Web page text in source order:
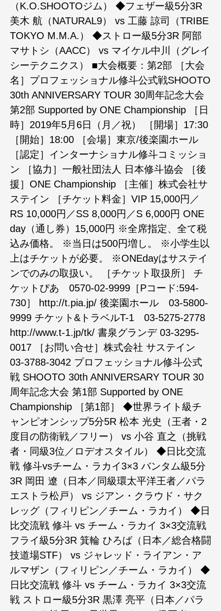
（K.O.SHOOTOジム）‬ ‪◆フェザー級5分3R‬ ‪
美木 航（NATURAL9）‬ ‪vs‬ ‪工藤 諒司（TRIBE
TOKYO M.M.A.）‬ ◆ストロー級5分3R 阿部
マサトシ（AACC） vs マイケル中川（グレイ
シーテクニクス） ■大会概要：第2部 ［大会
名］プロフェッショナル修斗公式戦SHOOTO
30th ANNIVERSARY TOUR 30周年記念大会
第2部 ‪Supported by ONE Championship‬ ‪［日
時］2019年5月6日（月／祝）‬ ［開場］‪17:30‬
［開始］‪18:00‬ ［会場］東京/後楽園ホール
［認定］インターナショナル修斗コミッショ
ン ［協力］一般社団法人 日本修斗協会 ［後
援］ONE Championship ［主催］株式会社サ
ステイン ［チケット料金］VIP 15,000円／
RS 10,000円／SS 8,000円／S 6,000円 ONE
day（通し券）15,000円 ※全席指定、全て税
込み価格。 ※当日は500円増し。 ※小学生以
上はチケットが必要。 ※ONEdayはサステイ
ンでのみの取扱い。 ［チケット取扱所］ チ
ケットぴあ ‪0570-02-9999‬［Pコード:594-
730］ http://t.pia.jp/ 後楽園ホール ‪03-5800-
9999‬ チケット&トラベルT-1 ‪03-5275-2778‬
http://www.t-1.jp/tk/ 書泉グランデ 03-3295-
0017 ［お問い合せ］株式会社 サステイン
‪03-3788-3042‬ プロフェッショナル修斗公式
戦 SHOOTO 30th ANNIVERSARY TOUR 30
周年記念大会 第1部 ‪Supported by ONE
Championship‬ ‪［第1部］‬ ‪◆世界ライト級チ
ャンピオンシップ5分5R‬ ‪松本 光史（王者・2
度目の防衛戦／フリー）‬ ‪vs‬ ‪小谷 直之（挑戦
者・同級3位／ロデオスタイル）‬ ‪◆日比交流
戦 修斗vsチーム・ラカイ3×3 バンタム級5分
3R‬ 岡田 遼（日本／同級環太平洋王者／パラ
エストラ松戸） vs ジアン・クラウド・サク
レッグ（フィリピン／チーム・ラカイ） ◆日
比交流戦 修斗 vs チーム・ラカイ 3×3交流戦
フライ級5分3R 箕輪 ひろば（日本／総合格闘
技道場STF） vs ジャレッド・ライアン・ア
ルマザン（フィリピン／チーム・ラカイ） ◆
日比交流戦 修斗 vs チーム・ラカイ 3×3交流
戦 ストロー級5分3R 黒澤 亮平（日本／パラ